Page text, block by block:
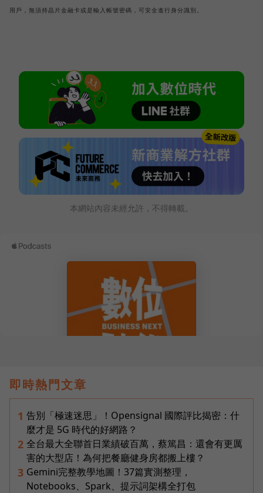
用戶，無須持晶片金融卡或是輸入帳號密碼，可安全進行身分識別。
本網站內容未經允許，不得轉載。
即時熱門文章
1 告別「極速迷思」！Opensignal 國際評比揭密：什
麼才是 5G 時代的好網路？
2 全台最大全聯首日業績破百萬，蔡篤昌：還會有更厲
害的大型店！為何把餐廳健身房都搬上樓？
3 Gemini完整教學地圖！37篇實測整理，
Notebooks、Spark、提示詞架構全打包